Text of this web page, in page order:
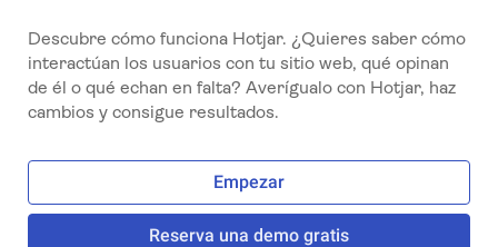
Descubre cómo funciona Hotjar. ¿Quieres saber cómo
interactúan los usuarios con tu sitio web, qué opinan
de él o qué echan en falta? Averígualo con Hotjar, haz
cambios y consigue resultados.
Empezar
Reserva una demo gratis